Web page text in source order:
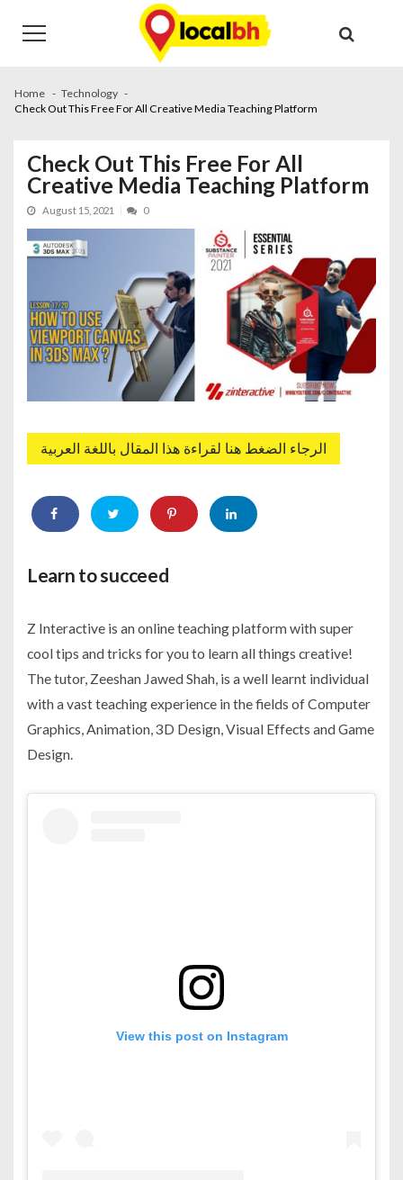
navigation
content
Home
Technology
Check Out This Free For All Creative Media Teaching Platform
Check Out This Free For All
Creative Media Teaching Platform
August 15, 2021 0
الرجاء الضغط هنا لقراءة هذا المقال باللغة العربية
Learn to succeed
Z Interactive is an online teaching platform with super
cool tips and tricks for you to learn all things creative!
The tutor, Zeeshan Jawed Shah, is a well learnt individual
with a vast teaching experience in the fields of Computer
Graphics, Animation, 3D Design, Visual Effects and Game
Design.
View this post on Instagram